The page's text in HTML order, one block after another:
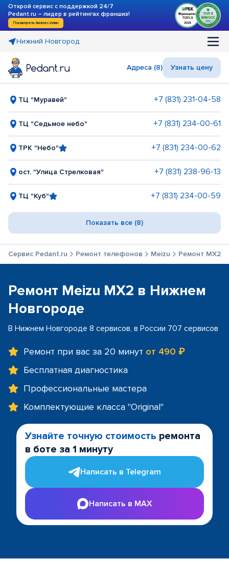
Открой сервис с поддержкой 24/7
Pedant.ru – лидер в рейтингах франшиз!
Посмотреть бизнес-план
Нижний Новгород
Адреса (8) Узнать цену
ТЦ "Муравей" +7 (831) 231-04-58
ТЦ "Седьмое небо" +7 (831) 234-00-61
ТРК "Небо" +7 (831) 234-00-62
ост. "Улица Стрелковая" +7 (831) 238-96-13
ТЦ "Куб" +7 (831) 234-00-59
Показать все (8)
Сервис Pedant.ru Ремонт телефонов Meizu Ремонт MX2
Ремонт Meizu MX2 в Нижнем
Новгороде
В Нижнем Новгороде 8 сервисов, в России 707 сервисов
Ремонт при вас за 20 минут от 490 ₽
Бесплатная диагностика
Профессиональные мастера
Комплектующие класса "Original"
Узнайте точную стоимость ремонта
в боте за 1 минуту
Написать в Telegram
Написать в MAX